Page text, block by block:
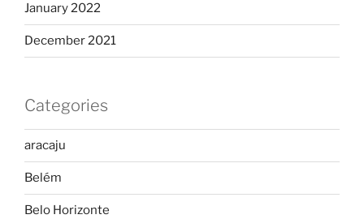
January 2022
December 2021
Categories
aracaju
Belém
Belo Horizonte